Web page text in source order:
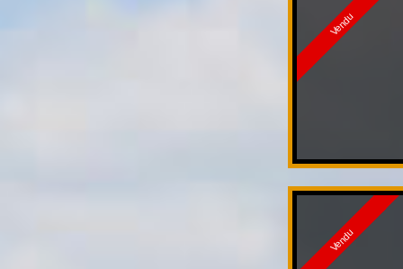
Vendu
Vendu